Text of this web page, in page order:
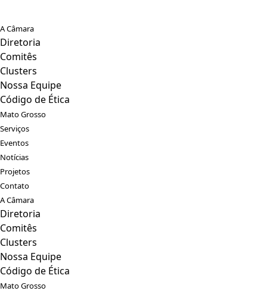
A Câmara
Diretoria
Comitês
Clusters
Nossa Equipe
Código de Ética
Mato Grosso
Serviços
Eventos
Notícias
Projetos
Contato
A Câmara
Diretoria
Comitês
Clusters
Nossa Equipe
Código de Ética
Mato Grosso